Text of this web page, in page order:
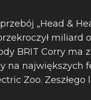
„Head &
BRIT Corry ma
na największych
Zoo.